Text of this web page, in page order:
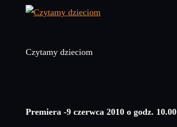
Czytamy dzieciom
Premiera -9 czerwca 2010 o godz. 10.00